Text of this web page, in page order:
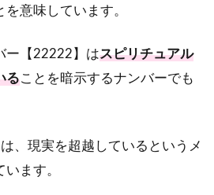
を意味しています。
ー【22222】はスピリチュアル
ることを暗示するナンバーでも
、現実を超越しているというメ
ます。